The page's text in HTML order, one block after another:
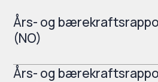
Års- og
(NO)
Års- og